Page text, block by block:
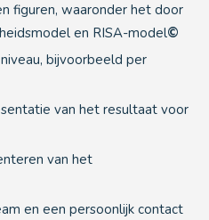
figuren, waaronder het door
en RISA-model©
bijvoorbeeld per
van het resultaat voor
van het
en een persoonlijk contact